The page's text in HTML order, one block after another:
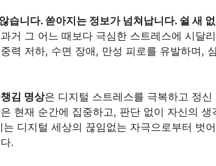
습니다. 쏟아지는 정보가 넘쳐납니다. 쉴 새
거 그 어느 때보다 극심한 스트레스에 시달
력 저하, 수면 장애, 만성 피로를 유발하며,
김 명상은 디지털 스트레스를 극복하고 정
현재 순간에 집중하고, 판단 없이 자신의
디지털 세상의 끊임없는 자극으로부터 벗
.